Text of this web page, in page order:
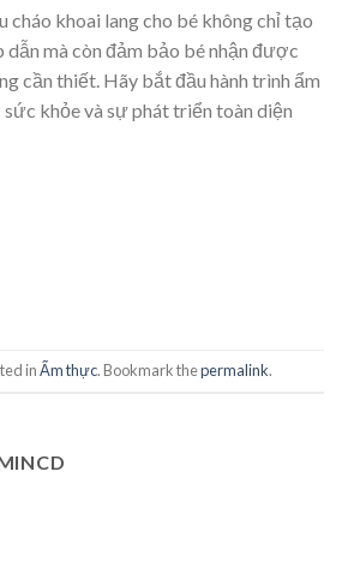
cháo khoai lang cho bé không chỉ tạo
dẫn mà còn đảm bảo bé nhận được
cần thiết. Hãy bắt đầu hành trình ẩm
khỏe và sự phát triển toàn diện
inẨm thực. Bookmark thepermalink.